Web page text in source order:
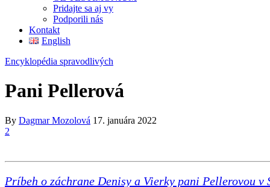
Pridajte sa aj vy
Podporili nás
Kontakt
English
Encyklopédia spravodlivých
Pani Pellerová
By Dagmar Mozolová 17. januára 2022
2
Príbeh o záchrane Denisy a Vierky pani Pellerovou v